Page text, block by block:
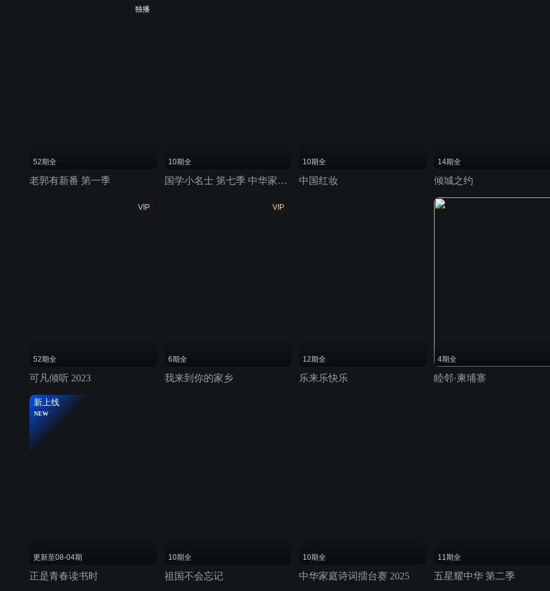
独播
52期全
老郭有新番 第一季
10期全
国学小名士 第七季 中华家庭诗词擂台赛
10期全
中国红妆
14期全
倾城之约
VIP
52期全
可凡倾听 2023
VIP
6期全
我来到你的家乡
12期全
乐来乐快乐
4期全
睦邻·柬埔寨
新上线
NEW
更新至08-04期
正是青春读书时
10期全
祖国不会忘记
10期全
中华家庭诗词擂台赛 2025
11期全
五星耀中华 第二季